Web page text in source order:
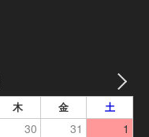
木 金 土
30 31 1